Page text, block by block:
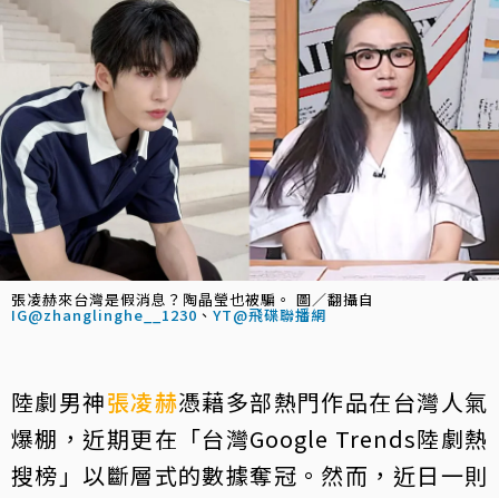
張凌赫來台灣是假消息？陶晶瑩也被騙。 圖／翻攝自
IG@zhanglinghe__1230、YT@飛碟聯播網
陸劇男神張凌赫憑藉多部熱門作品在台灣人氣
爆棚，近期更在「台灣Google Trends陸劇熱
搜榜」以斷層式的數據奪冠。然而，近日一則